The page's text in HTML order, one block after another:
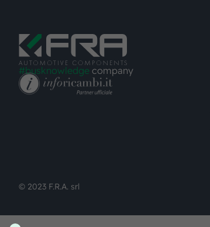
#busknowledge company
© 2023 F.R.A. srl